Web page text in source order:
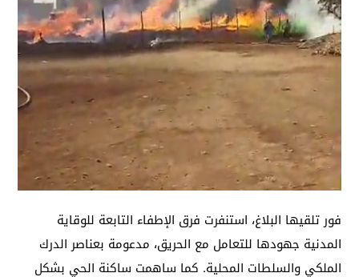
فور تلقيها البلاغ، استنفرت فرق الإطفاء التابعة للوقاية
المدنية جهودها للتعامل مع الحريق، مدعومة بعناصر الدرك
الملكي والسلطات المحلية. كما ساهمت ساكنة الحي بشكل